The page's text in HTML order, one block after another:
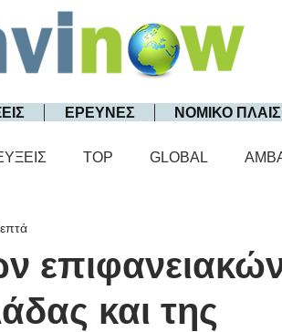
ΕΡΕΥΝΕΣ ΝΟΜΙΚΟ
TOP GLOBAL
και της